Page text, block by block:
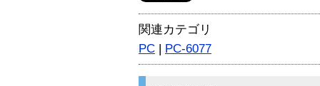
関連カテゴリ
PC | PC-6077